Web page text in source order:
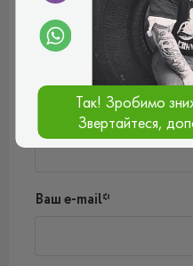
Відгуки (0)
Поки немає коментарів
Написати коментар
Ваш e-mail*
Так! Зробимо
Звертайтеся,